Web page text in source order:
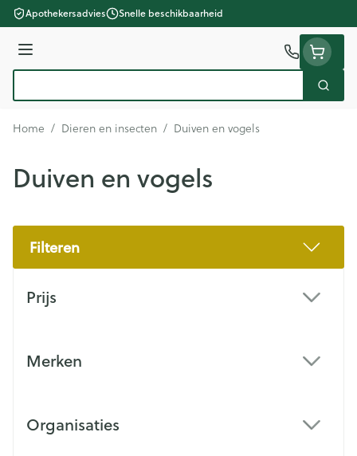
Ga naar de inhoud
Apothekersadvies Snelle beschikbaarheid
Menu
Zoek
Home / Dieren en insecten / Duiven en vogels
Duiven en vogels
Filteren
Prijs
Merken
Organisaties